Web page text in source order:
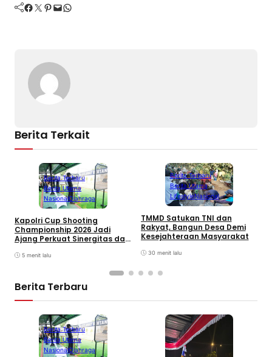
Facebook Twitter Pinterest Mail WhatsApp
Berita Terkait
Berita Terbaru
Berita Utama
NasionalOlahraga
Kapolri Cup Shooting
Championship 2026 Jadi
Ajang Perkuat Sinergitas dan
5 menit lalu
Berita Terbaru
Berita Utama
LifestyleNasional
TMMD Satukan TNI dan
Rakyat, Bangun Desa Demi
Kesejahteraan Masyarakat
30 menit lalu
Berita Terbaru
Berita Terbaru
Berita Utama
NasionalOlahraga